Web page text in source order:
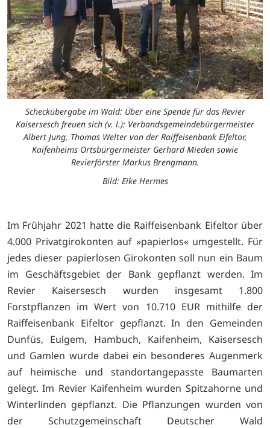
Scheckübergabe im Wald: Über eine Spende für das Revier
Kaisersesch freuen sich (v. l.): Verbandsgemeindebürgermeister
Albert Jung, Thomas Welter von der Raiffeisenbank Eifeltor,
Kaifenheims Ortsbürgermeister Gerhard Mieden sowie
Revierförster Markus Brengmann.
Bild: Eike Hermes
Im Frühjahr 2021 hatte die Raiffeisenbank Eifeltor über
4.000 Privatgirokonten auf »papierlos« umgestellt. Für
jedes dieser papierlosen Girokonten soll nun ein Baum
im Geschäftsgebiet der Bank gepflanzt werden. Im
Revier Kaisersesch wurden insgesamt 1.800
Forstpflanzen im Wert von 10.710 EUR mithilfe der
Raiffeisenbank Eifeltor gepflanzt. In den Gemeinden
Dunfüs, Eulgem, Hambuch, Kaifenheim, Kaisersesch
und Gamlen wurde dabei ein besonderes Augenmerk
auf heimische und standortangepasste Baumarten
gelegt. Im Revier Kaifenheim wurden Spitzahorne und
Winterlinden gepflanzt. Die Pflanzungen wurden von
der Schutzgemeinschaft Deutscher Wald